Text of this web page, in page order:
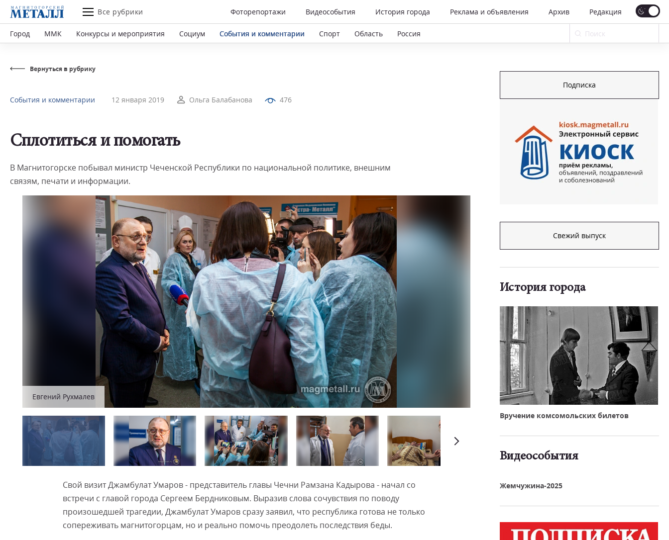
Все рубрики Фоторепортажи Видеособытия История города Реклама и объявления Архив Редакция
Город ММК Конкурсы и мероприятия Социум События и комментарии Спорт Область Россия
Вернуться в рубрику
События и комментарии 12 января 2019 Ольга Балабанова 476
Сплотиться и помогать
В Магнитогорске побывал министр Чеченской Республики по национальной политике, внешним
связям, печати и информации.
Евгений Рухмалев Евгений Рухмалев
Свой визит Джамбулат Умаров - представитель главы Чечни Рамзана Кадырова - начал со
встречи с главой города Сергеем Бердниковым. Выразив слова сочувствия по поводу
произошедшей трагедии, Джамбулат Умаров сразу заявил, что республика готова не только
сопереживать магнитогорцам, но и реально помочь преодолеть последствия беды.
Подписка
Свежий выпуск
История города
Вручение комсомольских билетов
Видеособытия
Жемчужина-2025